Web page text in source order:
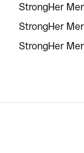
StrongHer
StrongHer
StrongHer